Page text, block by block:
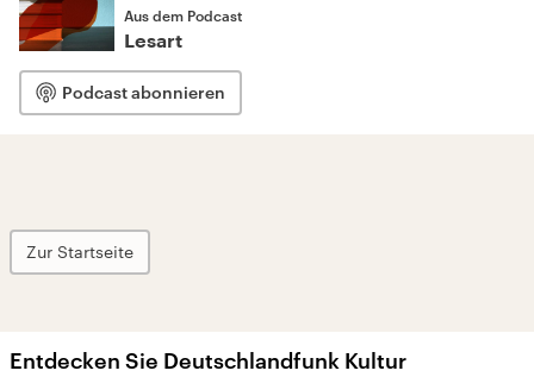
Aus dem Podcast
Lesart
Podcast abonnieren
Zur Startseite
Entdecken Sie Deutschlandfunk Kultur